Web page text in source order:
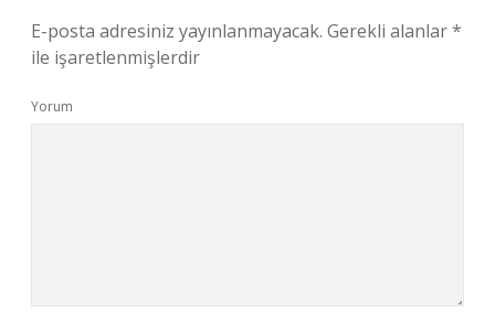
E-posta adresiniz yayınlanmayacak. Gerekli alanlar*
ile işaretlenmişlerdir
Yorum